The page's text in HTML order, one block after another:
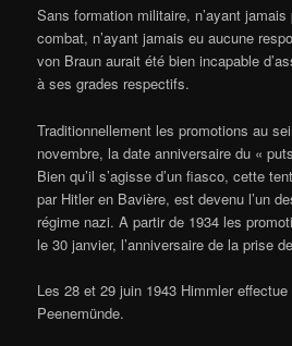
Sans formation militaire, n’ayant
combat, n’ayant jamais eu aucune
von Braun aurait été bien incapable
à ses grades respectifs.
Traditionnellement les promotions au
novembre, la date anniversaire du «
Bien qu’il s’agisse d’un fiasco, cette
par Hitler en Bavière, est devenu l’un
régime nazi. A partir de 1934 les
le 30 janvier, l’anniversaire de la prise
Les 28 et 29 juin 1943 Himmler
Peenemünde.